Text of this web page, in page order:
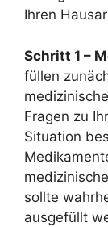
Ihren
Schritt 1 –
füllen
Fragen zu
Situation
sollte
ausgefüllt